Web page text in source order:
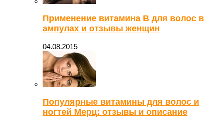
Применение витамина В для волос в
ампулах и отзывы женщин
04.08.2015
Популярные витамины для волос и
ногтей Мерц: отзывы и описание